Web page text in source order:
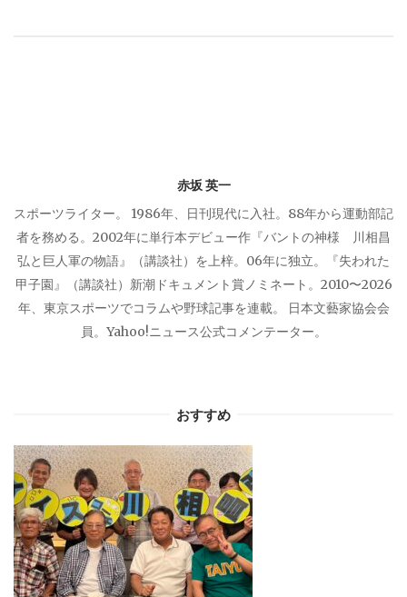
ン
赤坂 英一
スポーツライター。 1986年、日刊現代に入社。88年から運動部記
者を務める。2002年に単行本デビュー作『バントの神様 川相昌
弘と巨人軍の物語』（講談社）を上梓。06年に独立。『失われた
甲子園』（講談社）新潮ドキュメント賞ノミネート。2010〜2026
年、東京スポーツでコラムや野球記事を連載。 日本文藝家協会会
員。Yahoo!ニュース公式コメンテーター。
おすすめ